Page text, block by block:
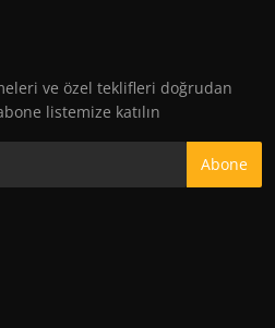
ve özel teklifleri doğrudan
listemize katılın
Abone